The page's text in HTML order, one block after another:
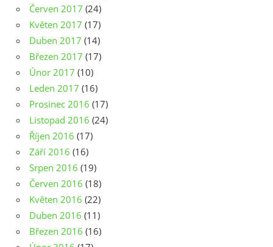
Červen 2017 (24)
Květen 2017 (17)
Duben 2017 (14)
Březen 2017 (17)
Únor 2017 (10)
Leden 2017 (16)
Prosinec 2016 (17)
Listopad 2016 (24)
Říjen 2016 (17)
Září 2016 (16)
Srpen 2016 (19)
Červen 2016 (18)
Květen 2016 (22)
Duben 2016 (11)
Březen 2016 (16)